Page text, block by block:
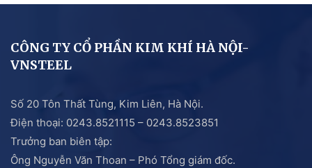
CÔNG TY CỔ PHẦN KIM KHÍ HÀ NỘI-
VNSTEEL
Số 20 Tôn Thất Tùng, Kim Liên, Hà Nội.
Điện thoại: 0243.8521115 – 0243.8523851
Trưởng ban biên tập:
Ông Nguyễn Văn Thoan – Phó Tổng giám đốc.